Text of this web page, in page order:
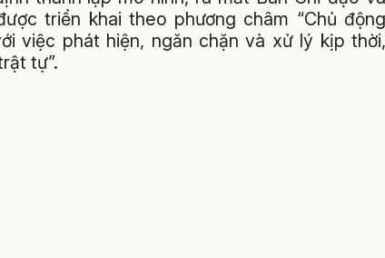
triển khai theo phương châm “Chủ động
việc phát hiện, ngăn chặn và xử lý kịp thời,
tự”.